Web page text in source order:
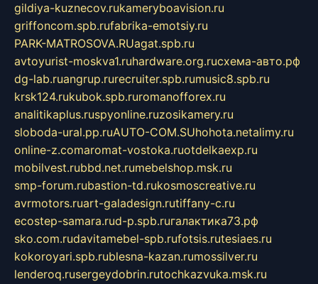
gildiya-kuznecov.rukameryboavision.ru
griffoncom.spb.rufabrika-emotsiy.ru
PARK-MATROSOVA.RUagat.spb.ru
avtoyurist-moskva1.ruhardware.org.ruсхема-авто.рф
dg-lab.ruangrup.rurecruiter.spb.rumusic8.spb.ru
krsk124.rukubok.spb.ruromanofforex.ru
analitikaplus.ruspyonline.ruzosikamery.ru
sloboda-ural.pp.ruAUTO-COM.SUhohota.netalimy.ru
online-z.comaromat-vostoka.ruotdelkaexp.ru
mobilvest.rubbd.net.rumebelshop.msk.ru
smp-forum.rubastion-td.rukosmoscreative.ru
avrmotors.ruart-galadesign.rutiffany-c.ru
ecostep-samara.rud-p.spb.ruгалактика73.рф
sko.com.rudavitamebel-spb.rufotsis.rutesiaes.ru
kokoroyari.spb.rublesna-kazan.rumossilver.ru
lenderoq.rusergeydobrin.rutochkazvuka.msk.ru